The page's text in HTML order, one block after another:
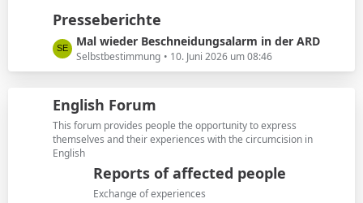
e
t
r
g
t
e
B
e
t
r
ä
g
Presseberichte
L
e
t
t
e
B
e
Mal wieder Beschneidungsalarm in der ARD
Selbstbestimmung 10. Juni 2026 um 08:46
English Forum
This forum provides people the opportunity to express
themselves and their experiences with the circumcision in
English
Reports of affected people
Exchange of experiences